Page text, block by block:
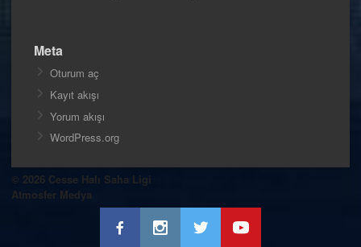
Meta
Oturum aç
Kayıt akışı
Yorum akışı
WordPress.org
© 2026 Cesse Halı Saha Ligi
Atmosfer Medya